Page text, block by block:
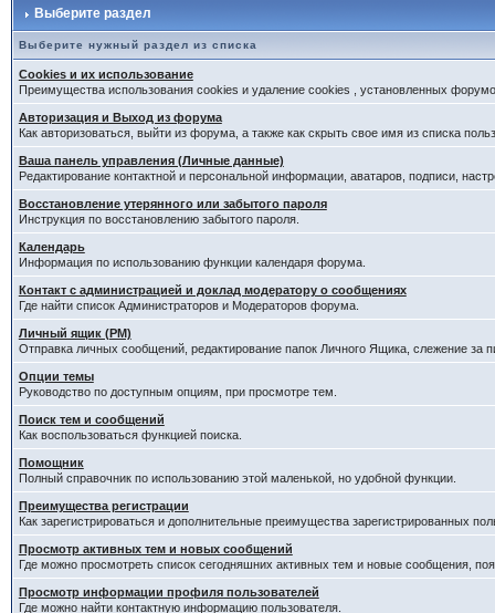
Выберите раздел
Выберите нужный раздел из списка
Cookies и их использование
Преимущества использования cookies и удаление cookies , установленных
Авторизация и Выход из форума
Как авторизоваться, выйти из форума, а также как скрыть свое имя из списка
Ваша панель управления (Личные данные)
Редактирование контактной и персональной информации, аватаров, подписи,
Восстановление утерянного или забытого пароля
Инструкция по восстановлению забытого пароля.
Календарь
Информация по использованию функции календаря форума.
Контакт с администрацией и доклад модератору о сообщениях
Где найти список Администраторов и Модераторов форума.
Личный ящик (PM)
Отправка личных сообщений, редактирование папок Личного Ящика, слежение за
Опции темы
Руководство по доступным опциям, при просмотре тем.
Поиск тем и сообщений
Как воспользоваться функцией поиска.
Помощник
Полный справочник по использованию этой маленькой, но удобной функции.
Преимущества регистрации
Как зарегистрироваться и дополнительные преимущества зарегистрированных
Просмотр активных тем и новых сообщений
Где можно просмотреть список сегодняшних активных тем и новые сообщения,
Просмотр информации профиля пользователей
Где можно найти контактную информацию пользователя.